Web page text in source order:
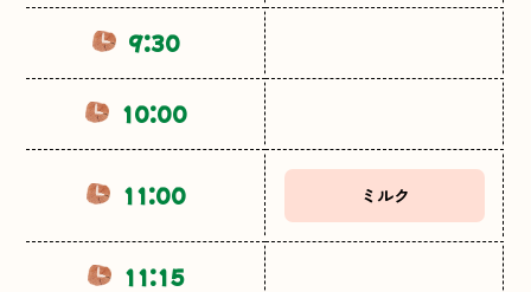
9:30
10:00
11:00 ミルク
11:15